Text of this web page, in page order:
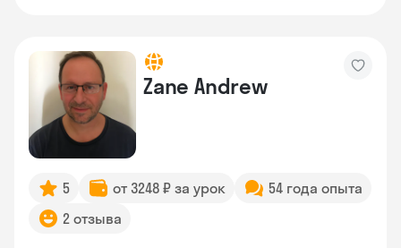
Zane Andrew
5 от 3248 ₽ за урок
54 года опыта
2 отзыва